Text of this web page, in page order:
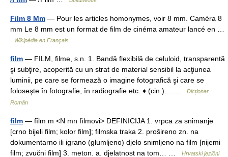
Film 8 Mm — Pour les articles homonymes, voir 8 mm. Caméra 8
mm Le 8 mm est un format de film de cinéma amateur lancé en …
Wikipédia en Français
film — FILM, filme, s.n. 1. Bandă flexibilă de celuloid, transparentă
şi subţire, acoperită cu un strat de material sensibil la acţiunea
luminii, pe care se formează o imagine fotografică şi care se
foloseşte în fotografie, în radiografie etc. ♦ (cin.)… …
Dicționar
Român
film — fȉlm m <N mn fìlmovi> DEFINICIJA 1. vrpca za snimanje
[crno bijeli film; kolor film]; filmska traka 2. prošireno zn. na
dokumentarno ili igrano (glumljeno) djelo snimljeno na film [nijemi
film; zvučni film] 3. meton. a. djelatnost na tom… …
Hrvatski jezični